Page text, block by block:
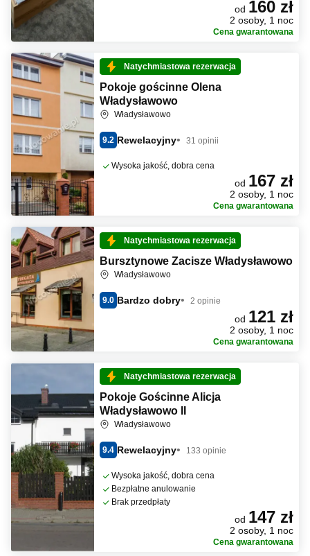
od 160 zł
2 osoby, 1 noc
Cena gwarantowana
Natychmiastowa rezerwacja
Pokoje gościnne Olena
Władysławowo
Władysławowo
9.2 Rewelacyjny 31 opinii
Wysoka jakość, dobra cena
od 167 zł
2 osoby, 1 noc
Cena gwarantowana
Natychmiastowa rezerwacja
Bursztynowe Zacisze Władysławowo
Władysławowo
9.0 Bardzo dobry 2 opinie
od 121 zł
2 osoby, 1 noc
Cena gwarantowana
Natychmiastowa rezerwacja
Pokoje Gościnne Alicja
Władysławowo II
Władysławowo
9.4 Rewelacyjny 133 opinie
Wysoka jakość, dobra cena
Bezpłatne anulowanie
Brak przedpłaty
od 147 zł
2 osoby, 1 noc
Cena gwarantowana